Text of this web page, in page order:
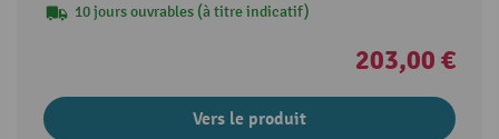
10 jours ouvrables (à titre indicatif)
203,00 €
Vers le produit